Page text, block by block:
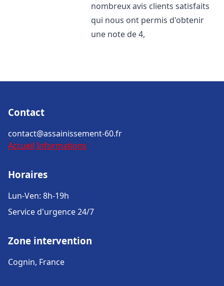
nombreux avis clients satisfaits
qui nous ont permis d'obtenir
une note de 4,
Contact
contact@assainissement-60.fr
Accueil Informations
Horaires
Lun-Ven: 8h-19h
Service d'urgence 24/7
Zone intervention
Cognin, France